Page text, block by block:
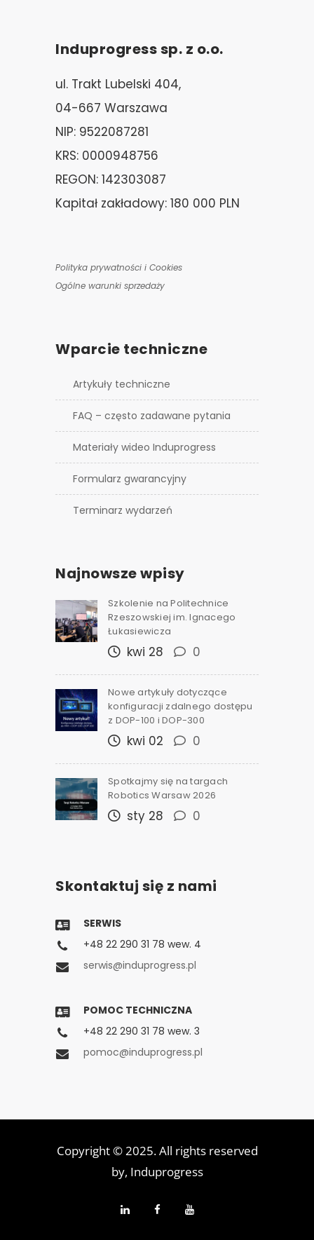
Induprogress sp. z o.o.
ul. Trakt Lubelski 404,
04-667 Warszawa
NIP: 9522087281
KRS: 0000948756
REGON: 142303087
Kapitał zakładowy: 180 000 PLN
Polityka prywatności i Cookies
Ogólne warunki sprzedaży
Wparcie techniczne
Artykuły techniczne
FAQ – często zadawane pytania
Materiały wideo Induprogress
Formularz gwarancyjny
Terminarz wydarzeń
Najnowsze wpisy
Szkolenie na Politechnice
Rzeszowskiej im. Ignacego
Łukasiewicza
kwi 28 0
Nowe artykuły dotyczące
konfiguracji zdalnego dostępu
z DOP-100 i DOP-300
kwi 02 0
Spotkajmy się na targach
Robotics Warsaw 2026
sty 28 0
Skontaktuj się z nami
SERWIS
+48 22 290 31 78 wew. 4
serwis@induprogress.pl
POMOC TECHNICZNA
+48 22 290 31 78 wew. 3
pomoc@induprogress.pl
Copyright © 2025. All rights reserved
by, Induprogress